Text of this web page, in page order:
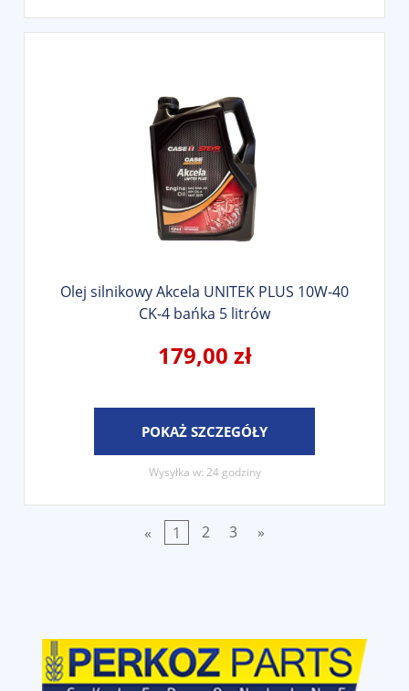
Olej silnikowy Akcela UNITEK PLUS 10W-40
CK-4 bańka 5 litrów
179,00 zł
POKAŻ SZCZEGÓŁY
Wysyłka w: 24 godziny
« 1 2 3 »